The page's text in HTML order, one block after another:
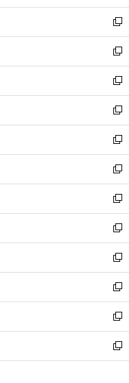
開
く
ウ
で
開
く
ン
ド
ウ
で
開
く
新
し
い
ウ
ィ
ン
ド
ウ
で
開
く
新
し
い
ウ
ィ
ン
ド
ウ
で
開
く
新
し
い
ウ
ィ
ン
ド
ウ
で
開
く
新
し
い
ウ
ィ
ン
ド
ウ
で
開
く
新
し
い
ウ
ィ
ン
ド
ウ
で
開
く
新
し
い
ウ
ィ
ン
ド
ウ
で
開
く
新
し
い
ウ
ィ
ン
ド
ウ
で
開
く
新
し
い
ウ
ィ
ン
ド
ウ
で
開
新
し
い
ウ
ィ
ン
ド
ウ
新
し
い
ウ
ィ
ン
新
し
い
ウ
新
し